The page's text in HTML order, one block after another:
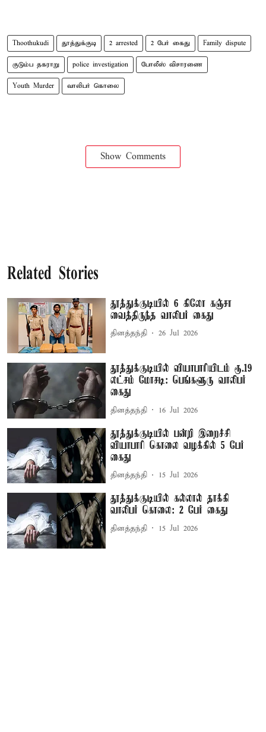
Thoothukudi தூத்துக்குடி 2 arrested 2 பேர் கைது Family dispute
குடும்ப தகராறு police investigation போலீஸ் விசாரணை
Youth Murder வாலிபர் கொலை
Show Comments
Related Stories
தூத்துக்குடியில் 6 கிலோ கஞ்சா
வைத்திருந்த வாலிபர் கைது
தினத்தந்தி 26 Jul 2026
தூத்துக்குடியில் வியாபாரியிடம் ரூ.19
லட்சம் மோசடி: பெங்களூரு வாலிபர்
கைது
தினத்தந்தி 16 Jul 2026
தூத்துக்குடியில் பன்றி இறைச்சி
வியாபாரி கொலை வழக்கில் 5 பேர்
கைது
தினத்தந்தி 15 Jul 2026
தூத்துக்குடியில் கல்லால் தாக்கி
வாலிபர் கொலை: 2 பேர் கைது
தினத்தந்தி 15 Jul 2026